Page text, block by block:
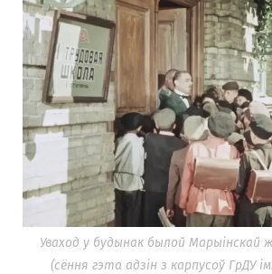
Уваход у будынак былой Марыінскай
(сёння гэта адзін з карпусоў ГрДУ